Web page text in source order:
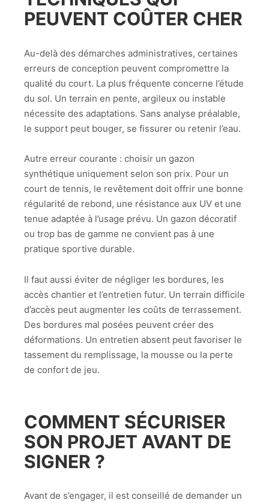
PEUVENT COÛTER CHER
Au-delà des démarches administratives, certaines
erreurs de conception peuvent compromettre la
qualité du court. La plus fréquente concerne l’étude
du sol. Un terrain en pente, argileux ou instable
nécessite des adaptations. Sans analyse préalable,
le support peut bouger, se fissurer ou retenir l’eau.
Autre erreur courante : choisir un gazon
synthétique uniquement selon son prix. Pour un
court de tennis, le revêtement doit offrir une bonne
régularité de rebond, une résistance aux UV et une
tenue adaptée à l’usage prévu. Un gazon décoratif
ou trop bas de gamme ne convient pas à une
pratique sportive durable.
Il faut aussi éviter de négliger les bordures, les
accès chantier et l’entretien futur. Un terrain difficile
d’accès peut augmenter les coûts de terrassement.
Des bordures mal posées peuvent créer des
déformations. Un entretien absent peut favoriser le
tassement du remplissage, la mousse ou la perte
de confort de jeu.
COMMENT SÉCURISER
SON PROJET AVANT DE
SIGNER ?
Avant de s’engager, il est conseillé de demander un